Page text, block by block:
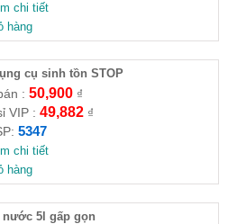
chi tiết
hàng
cụ sinh tồn STOP
: 50,900₫
VIP : 49,882₫
5347
chi tiết
hàng
nước 5l gấp gọn